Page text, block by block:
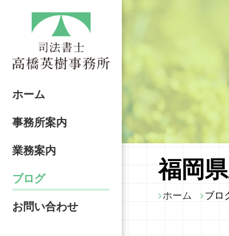
ホーム
事務所案内
業務案内
ブログ
お問い合わせ
福岡
ホーム ブロ